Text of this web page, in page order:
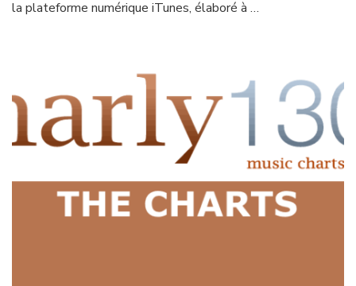
la plateforme numérique iTunes, élaboré à …